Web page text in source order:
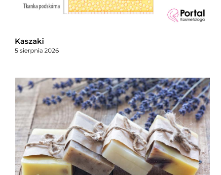
Kaszaki
5 sierpnia 2026